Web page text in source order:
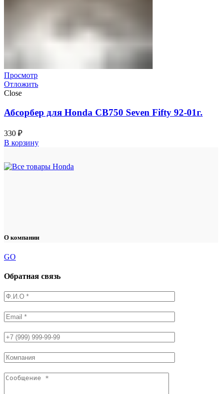
Просмотр
Отложить
Close
Абсорбер для Honda CB750 Seven Fifty 92-01г.
330 ₽
В корзину
О компании
GO
Обратная связь